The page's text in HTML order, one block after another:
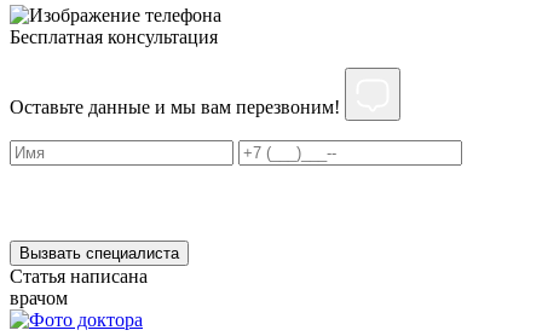
Бесплатная консультация
Оставьте данные и мы вам перезвоним!
Вызвать специалиста
Статья написана
врачом